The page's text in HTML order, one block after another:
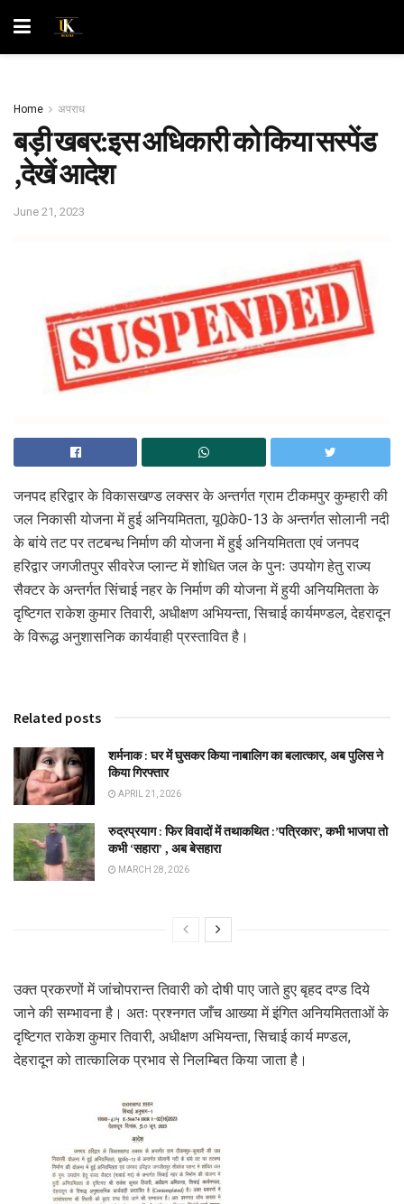
Home अपराध
बड़ी खबर:इस अधिकारी को किया सस्पेंड
,देखें आदेश
June 21, 2023
जनपद हरिद्वार के विकासखण्ड लक्सर के अन्तर्गत ग्राम टीकमपुर कुम्हारी की
जल निकासी योजना में हुई अनियमितता, यू0के0-13 के अन्तर्गत सोलानी नदी
के बांये तट पर तटबन्ध निर्माण की योजना में हुई अनियमितता एवं जनपद
हरिद्वार जगजीतपुर सीवरेज प्लान्ट में शोधित जल के पुनः उपयोग हेतु राज्य
सैक्टर के अन्तर्गत सिंचाई नहर के निर्माण की योजना में हुयी अनियमितता के
दृष्टिगत राकेश कुमार तिवारी, अधीक्षण अभियन्ता, सिचाई कार्यमण्डल, देहरादून
के विरूद्ध अनुशासनिक कार्यवाही प्रस्तावित है।
Related posts
शर्मनाक : घर में घुसकर किया नाबालिग का बलात्कार, अब पुलिस ने
किया गिरफ्तार
APRIL 21, 2026
रुद्रप्रयाग : फिर विवादों में तथाकथित :’पत्रिकार’, कभी भाजपा तो
कभी ‘सहारा’ , अब बेसहारा
MARCH 28, 2026
उक्त प्रकरणों में जांचोपरान्त तिवारी को दोषी पाए जाते हुए बृहद दण्ड दिये
जाने की सम्भावना है। अतः प्रश्नगत जाँच आख्या में इंगित अनियमितताओं के
दृष्टिगत राकेश कुमार तिवारी, अधीक्षण अभियन्ता, सिचाई कार्य मण्डल,
देहरादून को तात्कालिक प्रभाव से निलम्बित किया जाता है।